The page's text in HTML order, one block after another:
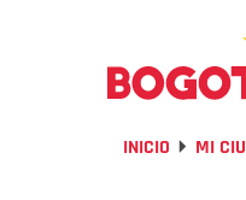
INICIO MI